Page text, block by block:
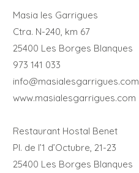
Masia les Garrigues
Ctra. N-240, km 67
25400 Les Borges Blanques
973 141 033
info@masialesgarrigues.com
www.masialesgarrigues.com
Restaurant Hostal Benet
Pl. de l’1 d’Octubre, 21-23
25400 Les Borges Blanques